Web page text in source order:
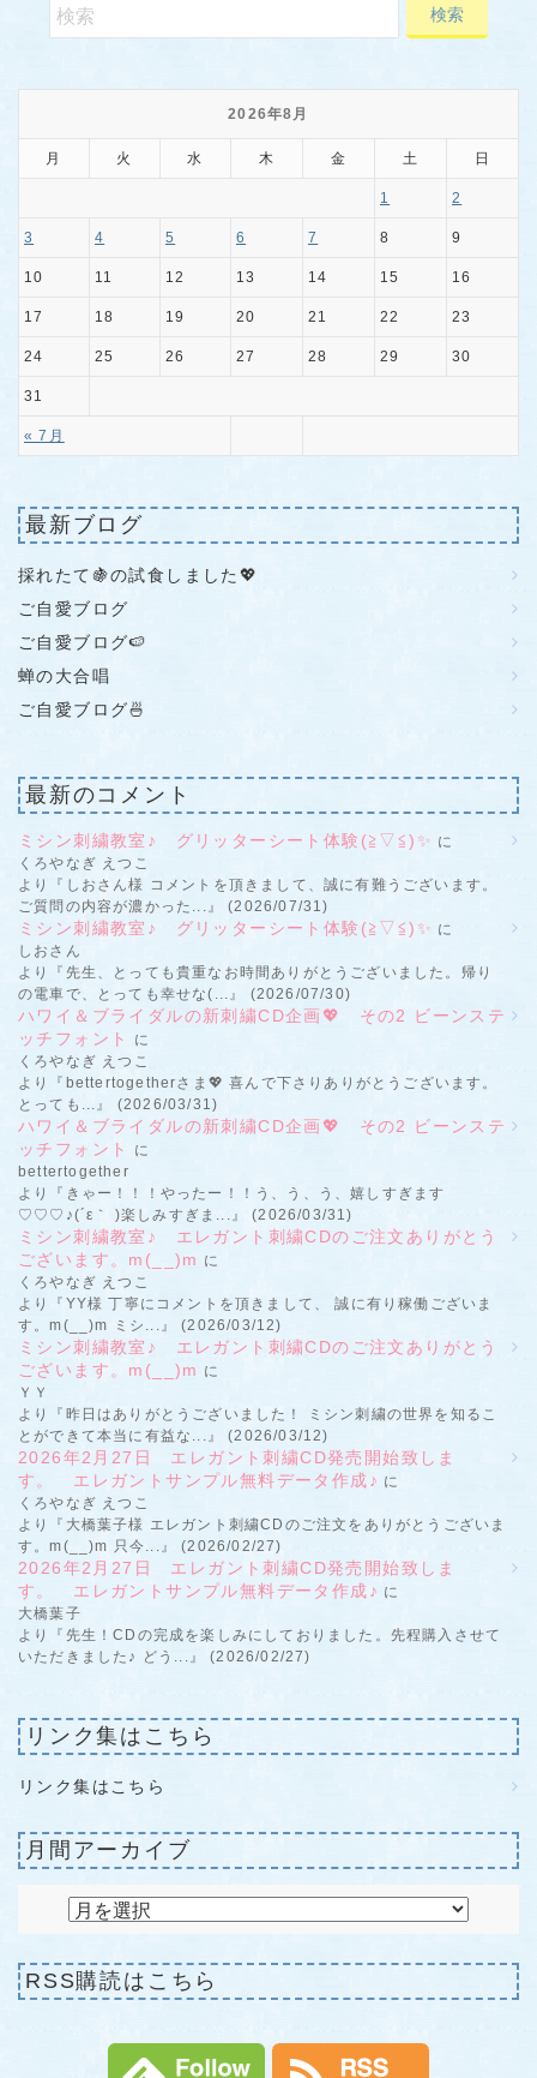
2026年8月
月 火 水 木 金 土 日
« 7月
1 2
3 4 5 6 7 8 9
10 11 12 13 14 15 16
17 18 19 20 21 22 23
24 25 26 27 28 29 30
31
最新ブログ
採れたて🍇の試食しました💖
ご自愛ブログ
ご自愛ブログ🍉
蝉の大合唱
ご自愛ブログ🍜
最新のコメント
ミシン刺繍教室♪ グリッターシート体験(≧▽≦)✨ に
くろやなぎ えつこ
より『しおさん様 コメントを頂きまして、誠に有難うございます。
ご質問の内容が濃かった...』 (2026/07/31)
ミシン刺繍教室♪ グリッターシート体験(≧▽≦)✨ に
しおさん
より『先生、とっても貴重なお時間ありがとうございました。帰り
の電車で、とっても幸せな(...』 (2026/07/30)
ハワイ＆ブライダルの新刺繍CD企画💖 その2 ビーンステ
ッチフォント
に
くろやなぎ えつこ
より『bettertogetherさま💖 喜んで下さりありがとうございます。
とっても...』 (2026/03/31)
ハワイ＆ブライダルの新刺繍CD企画💖 その2 ビーンステ
ッチフォント
に
bettertogether
より『きゃー！！！やったー！！う、う、う、嬉しすぎます
♡♡♡♪(´ε｀ )楽しみすぎま...』 (2026/03/31)
ミシン刺繍教室♪ エレガント刺繍CDのご注文ありがとう
ございます。m(__)m に
くろやなぎ えつこ
より『YY様 丁寧にコメントを頂きまして、 誠に有り稼働ございま
す。m(__)m ミシ...』 (2026/03/12)
ミシン刺繍教室♪ エレガント刺繍CDのご注文ありがとう
ございます。m(__)m に
ＹＹ
より『昨日はありがとうございました！ ミシン刺繍の世界を知るこ
とができて本当に有益な...』 (2026/03/12)
2026年2月27日 エレガント刺繍CD発売開始致しま
す。 エレガントサンプル無料データ作成♪ に
くろやなぎ えつこ
より『大橋葉子様 エレガント刺繍CDのご注文をありがとうございま
す。m(__)m 只今...』 (2026/02/27)
2026年2月27日 エレガント刺繍CD発売開始致しま
す。 エレガントサンプル無料データ作成♪ に
大橋葉子
より『先生！CDの完成を楽しみにしておりました。先程購入させて
いただきました♪ どう...』 (2026/02/27)
リンク集はこちら
リンク集はこちら
月間アーカイブ
RSS購読はこちら